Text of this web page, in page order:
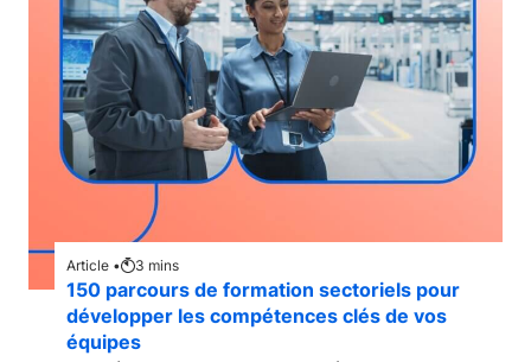
Article • 3 mins
150 parcours de formation sectoriels pour
développer les compétences clés de vos
équipes